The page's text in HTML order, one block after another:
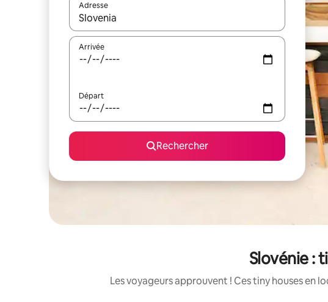
Adresse
Lorsque les résultats s'affichent, utilisez les flèches vers le
Arrivée
Départ
Rechercher
Slovénie :
Les voyageurs approuvent ! Ces tiny houses